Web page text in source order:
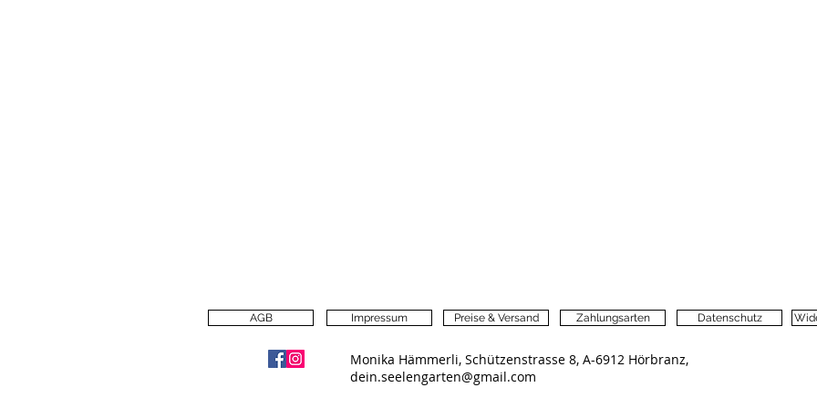
AGB Impressum Preise & Versand Zahlungsarten Datenschutz
Monika Hämmerli, Schützenstrasse 8, A-6912 Hörbranz,
dein.seelengarten@gmail.com